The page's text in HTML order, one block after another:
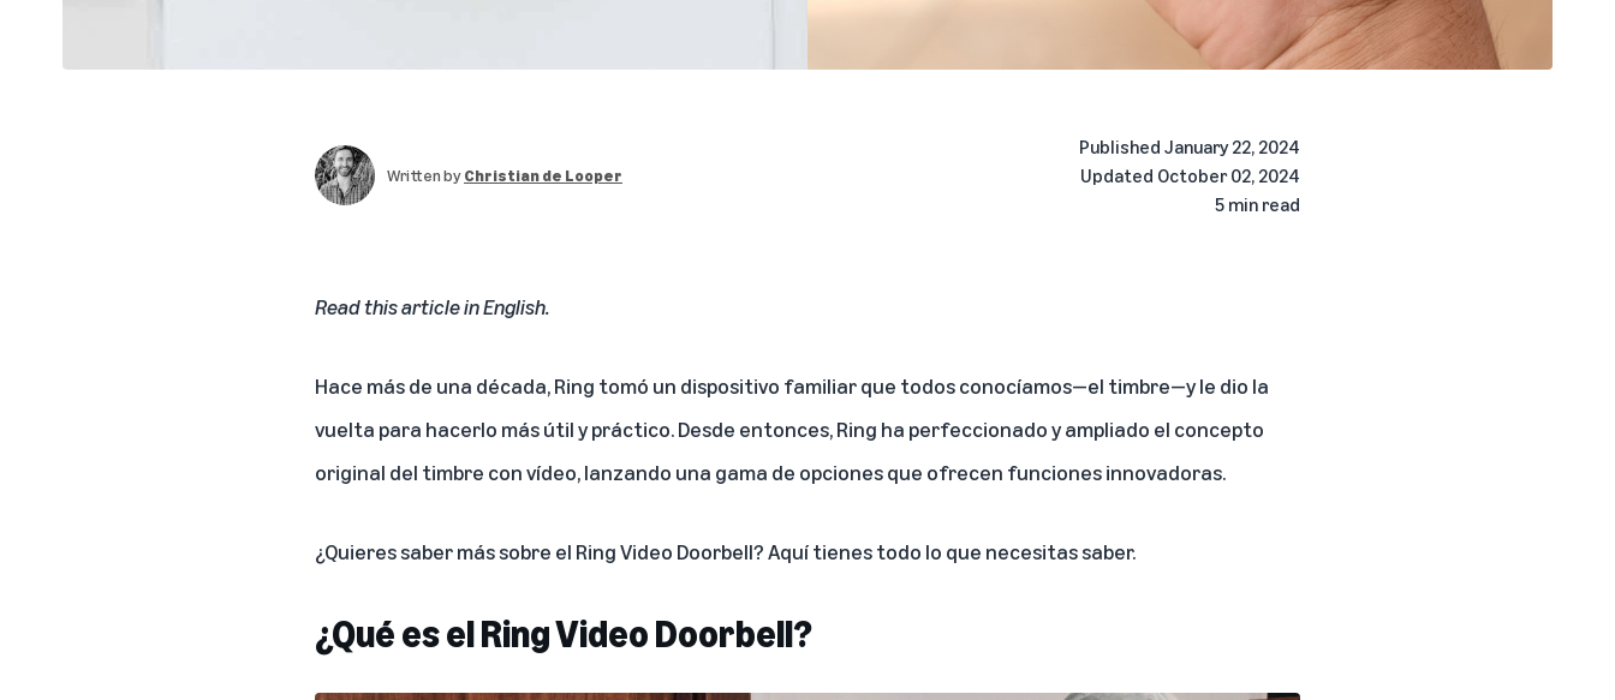
Written byChristian de Looper
Published January 22, 2024
Updated October 02, 2024
5 min read
Read this article in English.
Hace más de una década, Ring tomó un dispositivo familiar que todos conocíamos—el timbre—y le dio la
vuelta para hacerlo más útil y práctico. Desde entonces, Ring ha perfeccionado y ampliado el concepto
original del timbre con vídeo, lanzando una gama de opciones que ofrecen funciones innovadoras.
¿Quieres saber más sobre el Ring Video Doorbell? Aquí tienes todo lo que necesitas saber.
¿Qué es el Ring Video Doorbell?